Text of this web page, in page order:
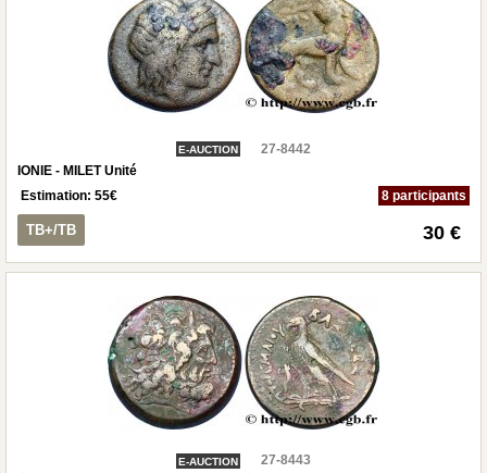
E-AUCTION
27-8442
IONIE - MILET Unité
Estimation: 55€ 8 participants
TB+/TB 30 €
E-AUCTION
27-8443